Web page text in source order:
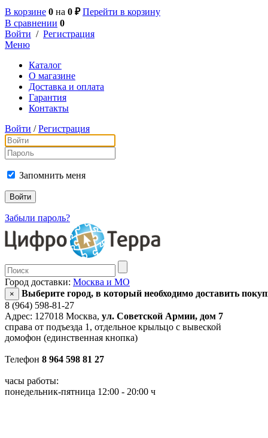
В корзине 0 на 0 ₽ Перейти в корзину
В сравнении 0
Войти / Регистрация
Меню
Каталог
О магазине
Доставка и оплата
Гарантия
Контакты
Войти / Регистрация
Запомнить меня
Забыли пароль?
Город доставки: Москва и МО
×
Выберите город, в который необходимо доставить
8 (964) 598-81-27
Адрес: 127018 Москва, ул. Советской Армии, дом 7
справа от подъезда 1, отдельное крыльцо с вывеской
домофон (единственная кнопка)
Телефон 8 964 598 81 27
часы работы:
понедельник-пятница 12:00 - 20:00 ч